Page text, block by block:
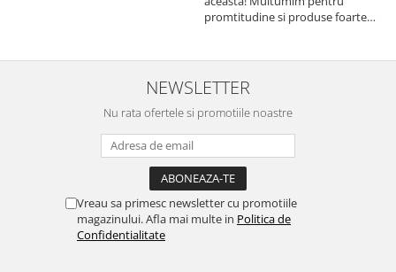
promtitudine si produse foarte
NEWSLETTER
Nu rata ofertele si promotiile noastre
Vreau sa primesc newsletter cu promotiile
magazinului. Afla mai multe in Politica de
Confidentialitate